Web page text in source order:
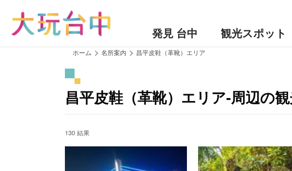
発見 台中 観光スポット
ホーム 名所案内 昌平皮鞋（革靴）エリア
昌平皮鞋（革靴）エリア-周辺の
130 結果